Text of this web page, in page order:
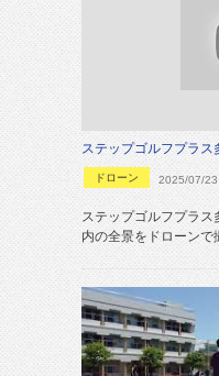
ステップゴルフプラス
ドローン 2025/07/23
ステップゴルフプラ
内の全景をドローンで